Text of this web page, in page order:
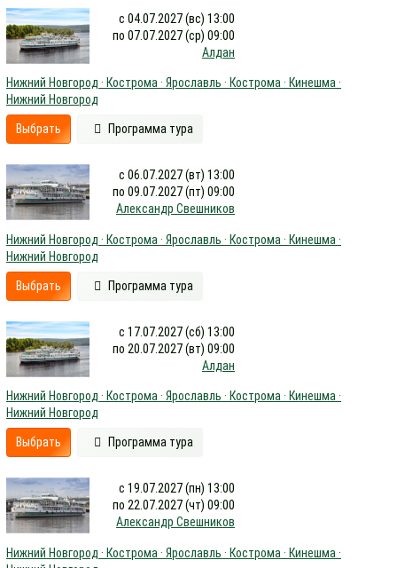
с 04.07.2027 (вс) 13:00
по 07.07.2027 (ср) 09:00
Алдан
Нижний Новгород · Кострома · Ярославль · Кострома · Кинешма ·
Нижний Новгород
Выбрать Программа тура
с 06.07.2027 (вт) 13:00
по 09.07.2027 (пт) 09:00
Александр Свешников
Нижний Новгород · Кострома · Ярославль · Кострома · Кинешма ·
Нижний Новгород
Выбрать Программа тура
с 17.07.2027 (сб) 13:00
по 20.07.2027 (вт) 09:00
Алдан
Нижний Новгород · Кострома · Ярославль · Кострома · Кинешма ·
Нижний Новгород
Выбрать Программа тура
с 19.07.2027 (пн) 13:00
по 22.07.2027 (чт) 09:00
Александр Свешников
Нижний Новгород · Кострома · Ярославль · Кострома · Кинешма ·